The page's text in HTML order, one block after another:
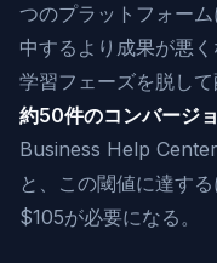
つのプラットフォー
中するより成果が悪
学習フェーズを脱して
約50件のコンバージ
Business Help
と、この閾値に達す
$105が必要になる。